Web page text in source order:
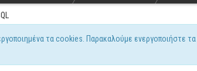
τα cookies. Παρακαλούμε ενεργοποιήστε